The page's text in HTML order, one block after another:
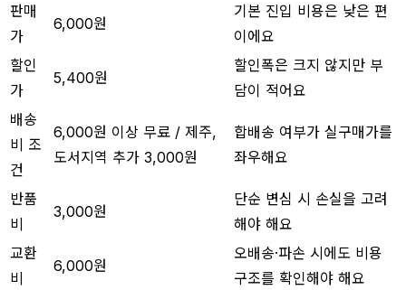
판매
가
6,000원
기본 진입 비용은 낮은 편
이에요
할인
가
5,400원
할인폭은 크지 않지만 부
담이 적어요
배송
비 조
건
6,000원 이상 무료 / 제주,
도서지역 추가 3,000원
합배송 여부가 실구매가를
좌우해요
반품
비
3,000원
단순 변심 시 손실을 고려
해야 해요
교환
비
6,000원
오배송·파손 시에도 비용
구조를 확인해야 해요